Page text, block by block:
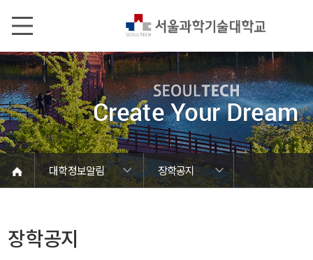
대학정보알림
장학공지
대학정보알림
정보공개
정보서비스안내
온라인민원센터
청렴행정
갑질신고센터
유실물 센터
SEOULTECH광장
대학공지사항
학사공지
장학공지
대학원공지
취업공지
대학입찰
채용정보
공모/외부행사
등록금심의위원회
코로나바이러스19 대응안내
재정위원회
장학공지